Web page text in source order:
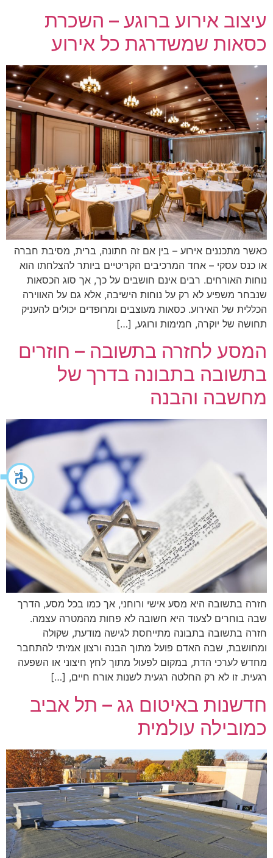
עיצוב אירוע ברוגע – השכרת
כסאות שמשדרגת כל אירוע
כאשר מתכננים אירוע – בין אם זה חתונה, ברית, מסיבת חברה
או כנס עסקי – אחד המרכיבים הקריטיים ביותר להצלחתו הוא
נוחות האורחים. רבים אינם חושבים על כך, אך סוג הכסאות
שנבחר משפיע לא רק על נוחות הישיבה, אלא גם על האווירה
הכללית של האירוע. כסאות מעוצבים ומרופדים יכולים להעניק
תחושה של יוקרה, חמימות ורוגע, […]
המסע לחזרה בתשובה – חוזרים
בתשובה בתבונה בדרך של
מחשבה והבנה
חזרה בתשובה היא מסע אישי ורוחני, אך כמו בכל מסע, הדרך
שבה בוחרים לצעוד היא חשובה לא פחות מהמטרה עצמה.
חזרה בתשובה בתבונה מתייחסת לגישה מודעת, שקולה
ומחושבת, שבה האדם פועל מתוך הבנה ורצון אמיתי להתחבר
מחדש לערכי הדת, במקום לפעול מתוך לחץ חיצוני או השפעה
רגעית. זו לא רק החלטה רגעית לשנות אורח חיים, […]
חדשנות באיטום גג – תל אביב
כמובילה עולמית